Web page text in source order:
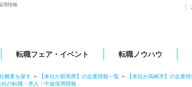
用情報
転職フェア・イベント 転職ノウハウ
概要を探す 【本社が群馬県】の企業情報一覧 【本社が高崎市】の企業
の転職・求人・中途採用情報